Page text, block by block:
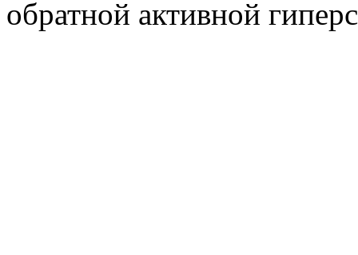
обратной активной